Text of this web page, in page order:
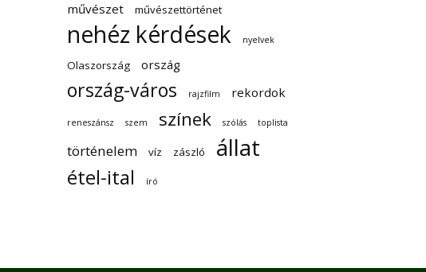
művészet
művészettörténet
nehéz kérdések nyelvek
Olaszország ország
ország-város rajzfilm rekordok
reneszánsz szem színek szólás toplista
történelem víz zászló állat
étel-ital író